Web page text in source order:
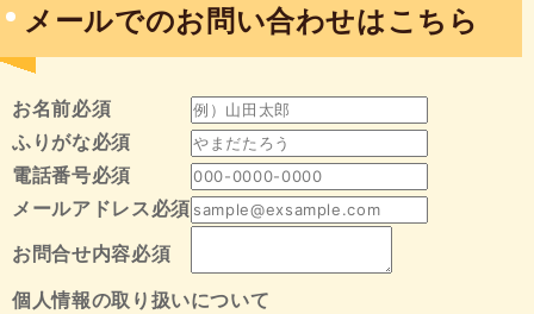
メールでのお問い合わせはこちら
お名前必須
ふりがな必須
電話番号必須
メールアドレス必須
お問合せ内容必須
個人情報の取り扱いについて